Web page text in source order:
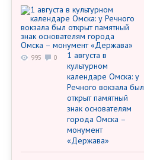
1 августа в
культурном
календаре Омска: у
Речного вокзала был
открыт памятный
знак основателям
города Омска –
монумент
«Держава»
995 0